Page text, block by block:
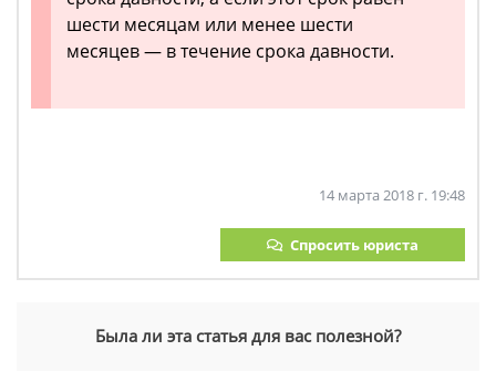
шести месяцам или менее шести
месяцев — в течение срока давности.
14 марта 2018 г. 19:48
Спросить юриста
Была ли эта статья для вас полезной?